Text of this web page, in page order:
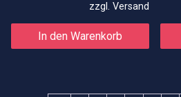
13,50€9,50€.
zzgl. Versand
In den Warenkorb